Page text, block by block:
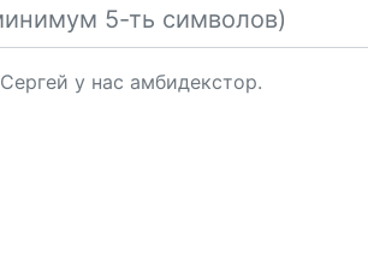
у нас амбидекстор.